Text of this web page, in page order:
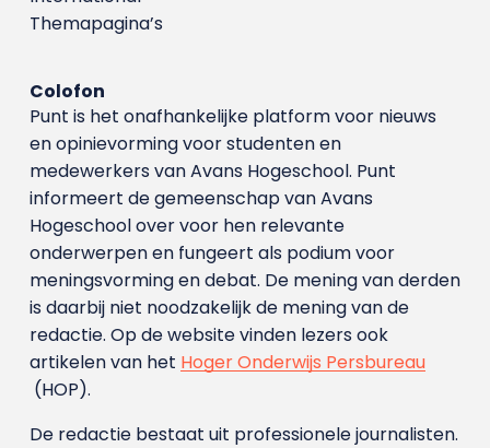
Themapagina’s
Colofon
Punt is het onafhankelijke platform voor nieuws
en opinievorming voor studenten en
medewerkers van Avans Hoge­school. Punt
informeert de gemeenschap van Avans
Hogeschool over voor hen relevante
onderwerpen en fungeert als podium voor
meningsvorming en debat. De mening van derden
is daarbij niet noodzakelijk de mening van de
redactie. Op de website vinden lezers ook
artikelen van het Hoger Onderwijs Persbureau
(HOP).
De redactie bestaat uit professionele journalisten.